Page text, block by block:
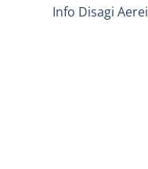
Info Disagi Aerei